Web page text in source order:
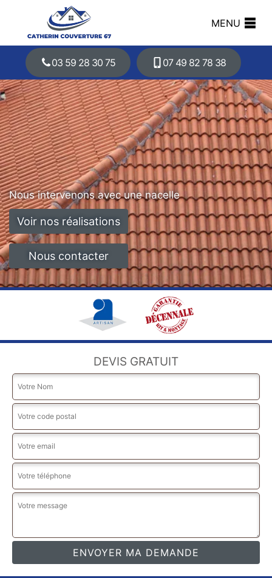
MENU
03 59 28 30 75 07 49 82 78 38
Nous intervenons avec une nacelle
Voir nos réalisations
Nous contacter
DEVIS GRATUIT